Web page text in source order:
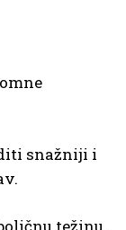
snažniji i
težinu.